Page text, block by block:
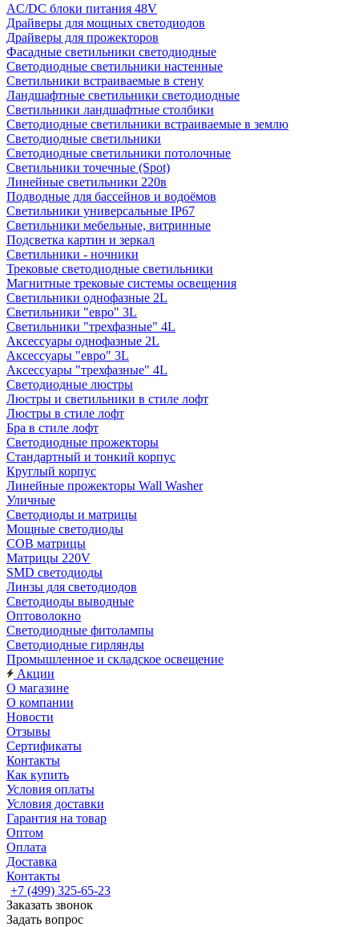
AC/DC блоки питания 48V
Драйверы для мощных светодиодов
Драйверы для прожекторов
Фасадные светильники светодиодные
Светодиодные светильники настенные
Светильники встраиваемые в стену
Ландшафтные светильники светодиодные
Светильники ландшафтные столбики
Светодиодные светильники встраиваемые в землю
Светодиодные светильники
Светодиодные светильники потолочные
Светильники точечные (Spot)
Линейные светильники 220в
Подводные для бассейнов и водоёмов
Светильники универсальные IP67
Светильники мебельные, витринные
Подсветка картин и зеркал
Светильники - ночники
Трековые светодиодные светильники
Магнитные трековые системы освещения
Светильники однофазные 2L
Светильники "евро" 3L
Светильники "трехфазные" 4L
Аксессуары однофазные 2L
Аксессуары "евро" 3L
Аксессуары "трехфазные" 4L
Светодиодные люстры
Люстры и светильники в стиле лофт
Люстры в стиле лофт
Бра в стиле лофт
Светодиодные прожекторы
Стандартный и тонкий корпус
Круглый корпус
Линейные прожекторы Wall Washer
Уличные
Светодиоды и матрицы
Мощные светодиоды
COB матрицы
Матрицы 220V
SMD светодиоды
Линзы для светодиодов
Светодиоды выводные
Оптоволокно
Светодиодные фитолампы
Светодиодные гирлянды
Промышленное и складское освещение
Акции
О магазине
О компании
Новости
Отзывы
Сертификаты
Контакты
Как купить
Условия оплаты
Условия доставки
Гарантия на товар
Оптом
Оплата
Доставка
Контакты
+7 (499) 325-65-23
Заказать звонок
Задать вопрос